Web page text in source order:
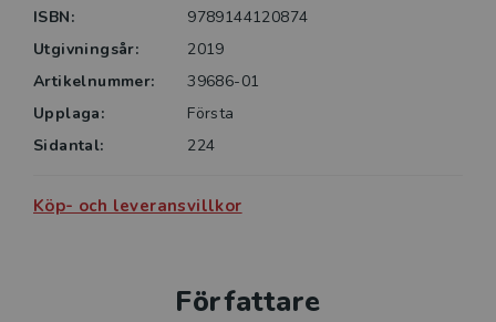
ISBN:
9789144120874
Utgivningsår:
2019
Artikelnummer:
39686-01
Upplaga:
Första
Sidantal:
224
Köp- och leveransvillkor
Författare